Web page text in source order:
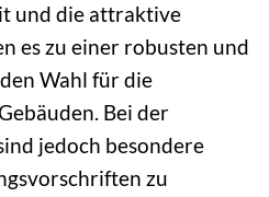
und die attraktive
es zu einer robusten und
Wahl für die
Bei der
jedoch besondere
zu